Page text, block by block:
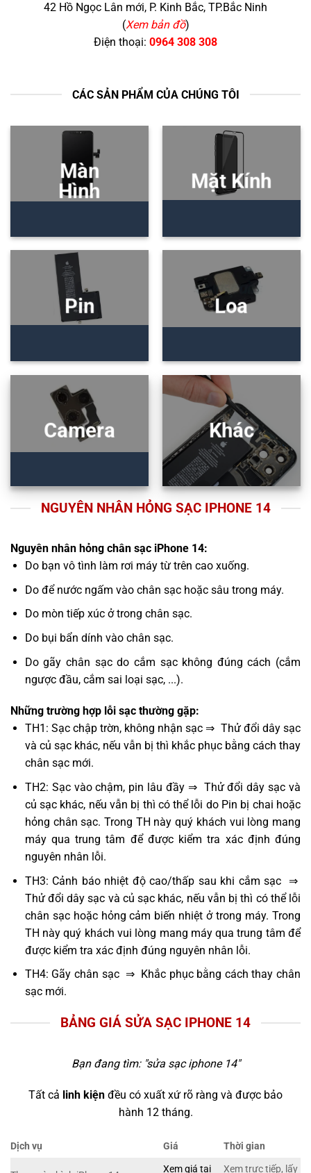
42 Hồ Ngọc Lân mới, P. Kinh Bắc, TP.Bắc Ninh
(Xem bản đồ)
Điện thoại: 0964 308 308
CÁC SẢN PHẨM CỦA CHÚNG TÔI
Màn
Hình
Mặt Kính
Pin Loa
Camera Khác
NGUYÊN NHÂN HỎNG SẠC IPHONE 14
Nguyên nhân hỏng chân sạc iPhone 14:
Do bạn vô tình làm rơi máy từ trên cao xuống.
Do để nước ngấm vào chân sạc hoặc sâu trong máy.
Do mòn tiếp xúc ở trong chân sạc.
Do bụi bẩn dính vào chân sạc.
Do gãy chân sạc do cắm sạc không đúng cách (cắm
ngược đầu, cắm sai loại sạc, ...).
Những trường hợp lỗi sạc thường gặp:
TH1: Sạc chập trờn, không nhận sạc ⇒ Thử đổi dây sạc
và củ sạc khác, nếu vẫn bị thì khắc phục bằng cách thay
chân sạc mới.
TH2: Sạc vào chậm, pin lâu đầy ⇒ Thử đổi dây sạc và
củ sạc khác, nếu vẫn bị thì có thể lỗi do Pin bị chai hoặc
hỏng chân sạc. Trong TH này quý khách vui lòng mang
máy qua trung tâm để được kiểm tra xác định đúng
nguyên nhân lỗi.
TH3: Cảnh báo nhiệt độ cao/thấp sau khi cắm sạc ⇒
Thử đổi dây sạc và củ sạc khác, nếu vẫn bị thì có thể lỗi
chân sạc hoặc hỏng cảm biến nhiệt ở trong máy. Trong
TH này quý khách vui lòng mang máy qua trung tâm để
được kiểm tra xác định đúng nguyên nhân lỗi.
TH4: Gãy chân sạc ⇒ Khắc phục bằng cách thay chân
sạc mới.
BẢNG GIÁ SỬA SẠC IPHONE 14
Bạn đang tìm: "sửa sạc iphone 14"
Tất cả linh kiện đều có xuất xứ rõ ràng và được bảo
hành 12 tháng.
Dịch vụ Giá Thời gian
Xem giá tại Xem trực tiếp, lấy